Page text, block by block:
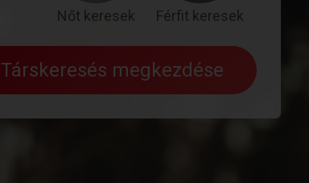
Nőt keresek Férfit keresek
Társkeresés megkezdése